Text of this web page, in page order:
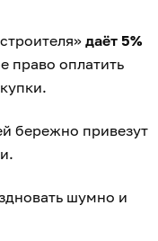
даёт 5%
право оплатить
бережно привезут
шумно и